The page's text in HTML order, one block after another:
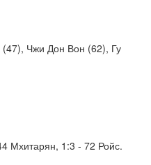
Чжи Дон Вон (62), Гу
Мхитарян, 1:3 - 72 Ройс.